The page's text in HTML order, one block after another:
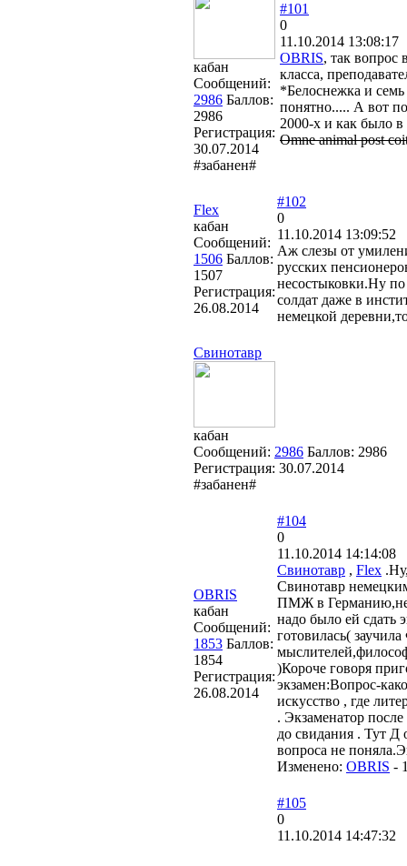
кабан
Сообщений:
2986 Баллов:
2986
Регистрация:
30.07.2014
#забанен#
#101
0
11.10.2014 13:08:17
OBRIS, так вопрос
класса,
*Белоснежка и
понятно..... А вот
2000-х и как было в
Omne animal post
Flex
кабан
Сообщений:
1506 Баллов:
1507
Регистрация:
26.08.2014
#102
0
11.10.2014 13:09:52
Аж слезы от
русских
несостыковки.Ну
солдат даже в
немецкой
Свинотавр
кабан
Сообщений: 2986 Баллов: 2986
Регистрация: 30.07.2014
#забанен#
OBRIS
кабан
Сообщений:
1853 Баллов:
1854
Регистрация:
26.08.2014
#104
0
11.10.2014 14:14:08
Свинотавр , Flex
Свинотавр
ПМЖ в
надо было ей сдать
готовилась(
)Короче говоря
экзамен:Вопрос-
искусство , где
. Экзаменатор
до свидания . Тут Д
вопроса не
Изменено: OBRIS -
#105
0
11.10.2014 14:47:32